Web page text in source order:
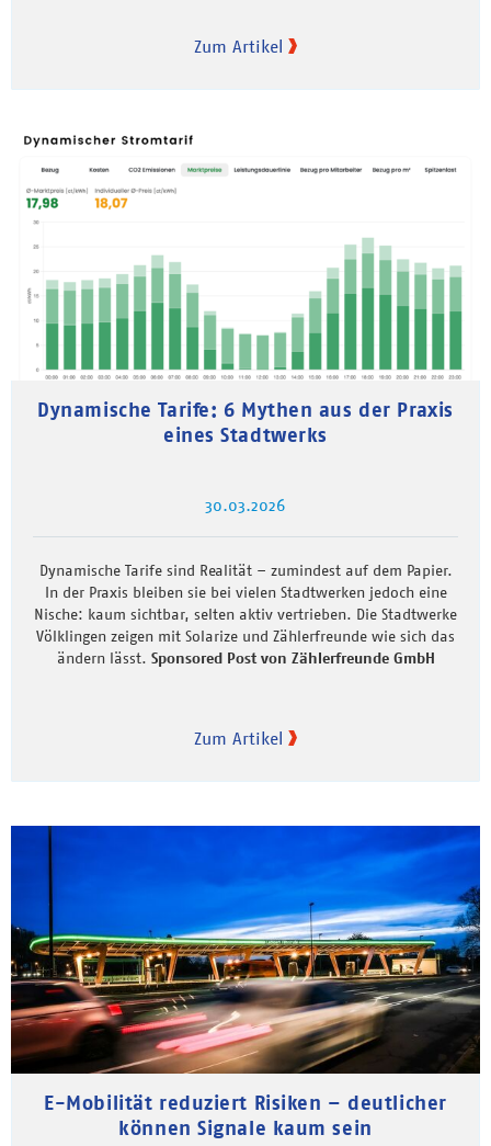
Zum Artikel
Dynamische Tarife: 6 Mythen aus der Praxis
eines Stadtwerks
30.03.2026
Dynamische Tarife sind Realität – zumindest auf dem Papier.
In der Praxis bleiben sie bei vielen Stadtwerken jedoch eine
Nische: kaum sichtbar, selten aktiv vertrieben. Die Stadtwerke
Völklingen zeigen mit Solarize und Zählerfreunde wie sich das
ändern lässt. Sponsored Post von Zählerfreunde GmbH
Zum Artikel
E-Mobilität reduziert Risiken – deutlicher
können Signale kaum sein